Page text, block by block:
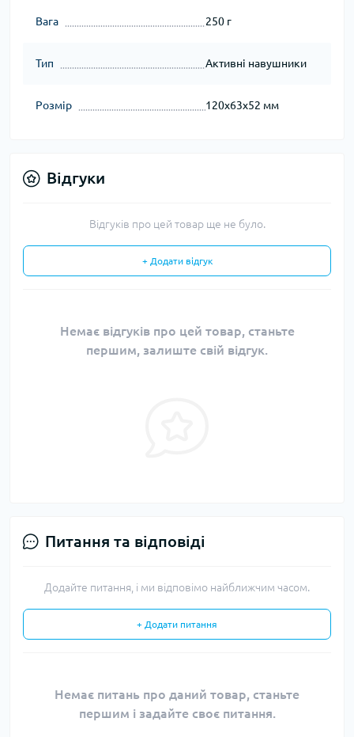
Вага 250 г
Тип Активні навушники
Розмір 120x63x52 мм
Відгуки
Відгуків про цей товар ще не було.
+ Додати відгук
Немає відгуків про цей товар, станьте
першим, залиште свій відгук.
Питання та відповіді
Додайте питання, і ми відповімо найближчим часом.
+ Додати питання
Немає питань про даний товар, станьте
першим і задайте своє питання.